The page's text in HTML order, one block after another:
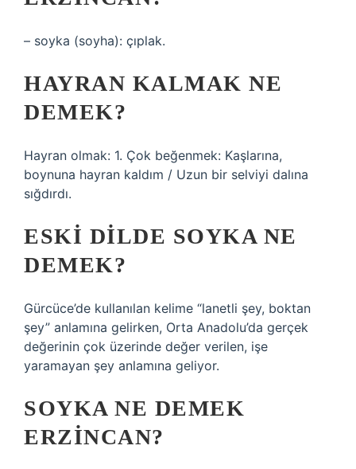
– soyka (soyha): çıplak.
HAYRAN KALMAK NE
DEMEK?
Hayran olmak: 1. Çok beğenmek: Kaşlarına,
boynuna hayran kaldım / Uzun bir selviyi dalına
sığdırdı.
ESKI DILDE SOYKA NE
DEMEK?
Gürcüce’de kullanılan kelime “lanetli şey, boktan
şey” anlamına gelirken, Orta Anadolu’da gerçek
değerinin çok üzerinde değer verilen, işe
yaramayan şey anlamına geliyor.
SOYKA NE DEMEK
ERZINCAN?